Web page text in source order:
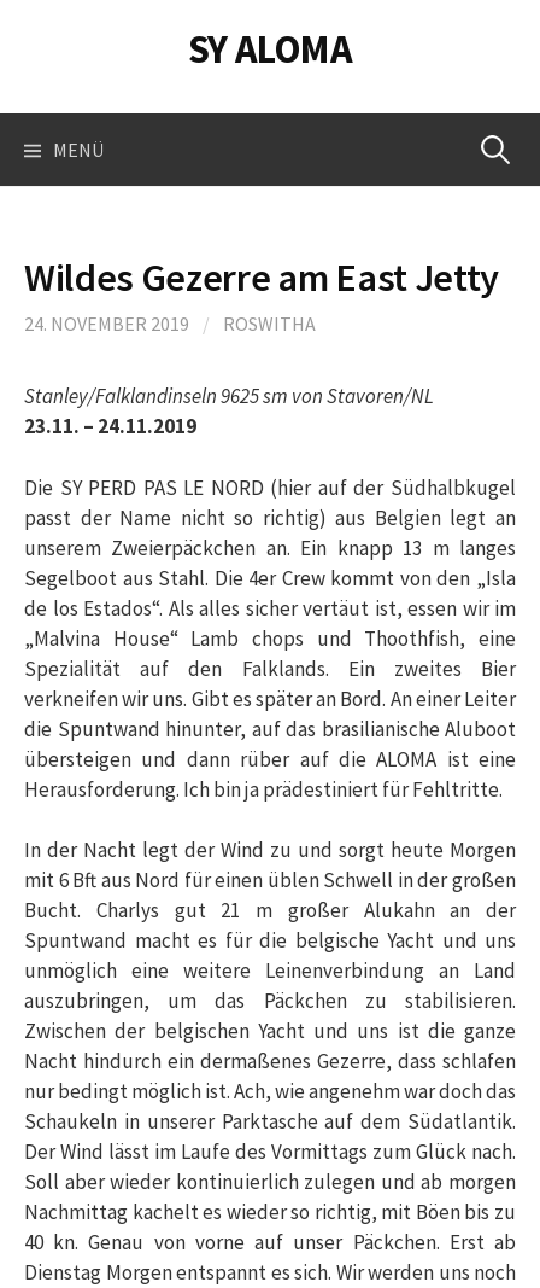
SY ALOMA
MENÜ Suchen
Wildes Gezerre am East Jetty
24. NOVEMBER 2019 / ROSWITHA
Stanley/Falklandinseln 9625 sm von Stavoren/NL
23.11. – 24.11.2019
Die SY PERD PAS LE NORD (hier auf der Südhalbkugel
passt der Name nicht so richtig) aus Belgien legt an
unserem Zweierpäckchen an. Ein knapp 13 m langes
Segelboot aus Stahl. Die 4er Crew kommt von den „Isla
de los Estados“. Als alles sicher vertäut ist, essen wir im
„Malvina House“ Lamb chops und Thoothfish, eine
Spezialität auf den Falklands. Ein zweites Bier
verkneifen wir uns. Gibt es später an Bord. An einer Leiter
die Spuntwand hinunter, auf das brasilianische Aluboot
übersteigen und dann rüber auf die ALOMA ist eine
Herausforderung. Ich bin ja prädestiniert für Fehltritte.
In der Nacht legt der Wind zu und sorgt heute Morgen
mit 6 Bft aus Nord für einen üblen Schwell in der großen
Bucht. Charlys gut 21 m großer Alukahn an der
Spuntwand macht es für die belgische Yacht und uns
unmöglich eine weitere Leinenverbindung an Land
auszubringen, um das Päckchen zu stabilisieren.
Zwischen der belgischen Yacht und uns ist die ganze
Nacht hindurch ein dermaßenes Gezerre, dass schlafen
nur bedingt möglich ist. Ach, wie angenehm war doch das
Schaukeln in unserer Parktasche auf dem Südatlantik.
Der Wind lässt im Laufe des Vormittags zum Glück nach.
Soll aber wieder kontinuierlich zulegen und ab morgen
Nachmittag kachelt es wieder so richtig, mit Böen bis zu
40 kn. Genau von vorne auf unser Päckchen. Erst ab
Dienstag Morgen entspannt es sich. Wir werden uns noch